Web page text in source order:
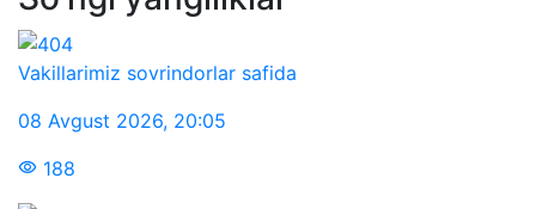
Vakillarimiz sovrindorlar safida
08 Avgust 2026, 20:05
188